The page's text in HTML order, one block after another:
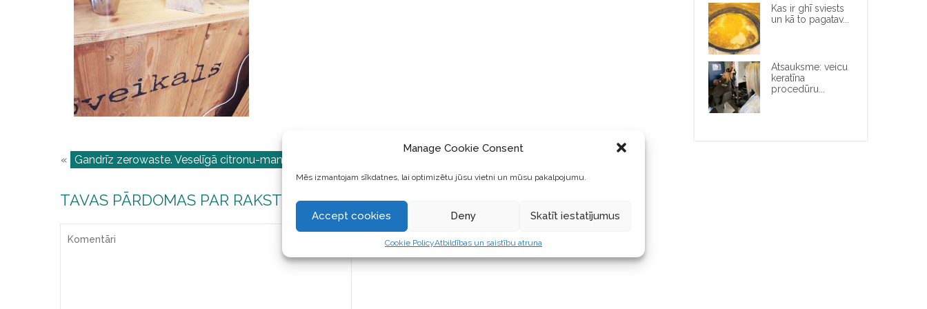
Manage Cookie Consent
Mēs izmantojam sīkdatnes, lai optimizētu jūsu vietni un mūsu pakalpojumu.
Accept cookies Deny Skatīt iestatījumus
Cookie PolicyAtbildības un saistību atruna
« Gandrīz zerowaste. Veselīgā citronu-mandeļu kūka
TAVAS PĀRDOMAS PAR RAKSTU
Kas ir ghī sviests
un kā to pagatav...
Atsauksme: veicu
keratīna
procedūru...